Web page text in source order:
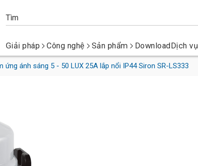
Giải pháp Công nghệ Sản phẩm DownloadDịch vụ
ứng ánh sáng 5 - 50 LUX 25A lắp nổi IP44 Siron SR-LS333